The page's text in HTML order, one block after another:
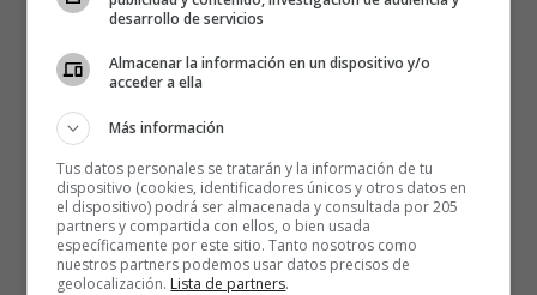
desarrollo de servicios
Almacenar la información en un dispositivo y/o
acceder a ella
Más información
Tus datos personales se tratarán y la información de tu
dispositivo (cookies, identificadores únicos y otros datos en
el dispositivo) podrá ser almacenada y consultada por 205
partners y compartida con ellos, o bien usada
específicamente por este sitio. Tanto nosotros como
nuestros partners podemos usar datos precisos de
geolocalización. Lista de partners.